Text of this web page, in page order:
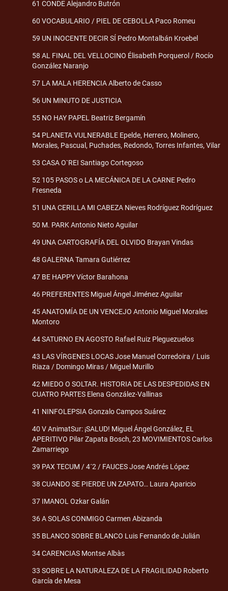
61 CONDE Alejandro Butrón
60 VOCABULARIO / PIEL DE CEBOLLA Paco Romeu
59 UN INOCENTE DECIR SÍ Pedro Montalbán Kroebel
58 AL FINAL DEL VELLOCINO Élisabeth Porquerol / Rocío
González Naranjo
57 LA MALA HERENCIA Alberto de Casso
56 UN MINUTO DE JUSTICIA
55 NO HAY PAPEL Beatriz Bergamín
54 PLANETA VULNERABLE Epelde, Herrero, Molinero,
Morales, Pascual, Puchades, Redondo, Torres Infantes, Vilar
53 CASA O`REI Santiago Cortegoso
52 105 PASOS o LA MECÁNICA DE LA CARNE Pedro
Fresneda
51 UNA CERILLA MI CABEZA Nieves Rodríguez Rodríguez
50 M. PARK Antonio Nieto Aguilar
49 UNA CARTOGRAFÍA DEL OLVIDO Brayan Vindas
48 GALERNA Tamara Gutiérrez
47 BE HAPPY Víctor Barahona
46 PREFERENTES Miguel Ángel Jiménez Aguilar
45 ANATOMÍA DE UN VENCEJO Antonio Miguel Morales
Montoro
44 SATURNO EN AGOSTO Rafael Ruiz Pleguezuelos
43 LAS VÍRGENES LOCAS Jose Manuel Corredoira / Luis
Riaza / Domingo Miras / Miguel Murillo
42 MIEDO O SOLTAR. HISTORIA DE LAS DESPEDIDAS EN
CUATRO PARTES Elena González-Vallinas
41 NINFOLEPSIA Gonzalo Campos Suárez
40 V AnimatSur: ¡SALUD! Miguel Ángel González, EL
APERITIVO Pilar Zapata Bosch, 23 MOVIMIENTOS Carlos
Zamarriego
39 PAX TECUM / 4´2 / FAUCES Jose Andrés López
38 CUANDO SE PIERDE UN ZAPATO… Laura Aparicio
37 IMANOL Ozkar Galán
36 A SOLAS CONMIGO Carmen Abizanda
35 BLANCO SOBRE BLANCO Luis Fernando de Julián
34 CARENCIAS Montse Albàs
33 SOBRE LA NATURALEZA DE LA FRAGILIDAD Roberto
García de Mesa